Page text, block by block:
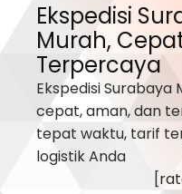
Ekspedisi
Murah,
Terpercaya
Ekspedisi Surabaya
cepat, aman, dan
tepat waktu, tarif
logistik Anda